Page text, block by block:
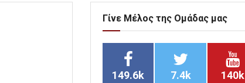
Γίνε Μέλος της Ομάδας μας
149.6k 7.4k 140k